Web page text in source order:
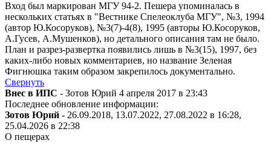
Вход был маркирован МГУ 94-2. Пешера упоминалась в
нескольких статьях в "Вестнике Спелеоклуба МГУ", №3, 1994
(автор Ю.Косоруков), №3(7)-4(8), 1995 (авторы Ю.Косоруков,
А.Гусев, А.Мушенков), но детального описания там не было.
План и разрез-развертка появились лишь в №3(15), 1997, без
каких-либо новых комментариев, но название Зеленая
Фигнюшка таким образом закрепилось документально.
Свернуть
Внес в ИПС - Зотов Юрий 4 апреля 2017 в 23:43
Последнее обновление информации:
Зотов Юрий - 26.09.2018, 13.07.2022, 27.08.2022 в 16:28,
25.04.2026 в 22:38
О пещерах